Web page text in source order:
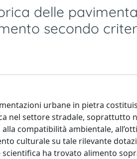
delle
secondo
urbane in pietra
nel settore stradale, soprattutto
compatibilità ambientale,
culturale su tale rilevante
ha trovato alimento